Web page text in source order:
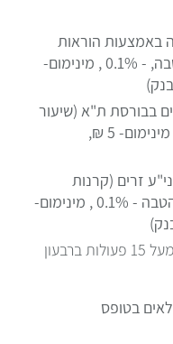
באמצעות הוראות
קבע (שיעור העמלה, לאחר הטבה, - 0.1% , מינימום-
בבורסת ת"א (שיעור
העמלה, לאחר הטבה - 0.1% , מינימום- 5 ₪,
זרים (קרנות
ואג"ח) (שיעור העמלה, לאחר הטבה - 0.1% , מינימום-
הטבה נוספת ללקוחות, המבצעים מעל 15 פעולות ברבעון
בטופס